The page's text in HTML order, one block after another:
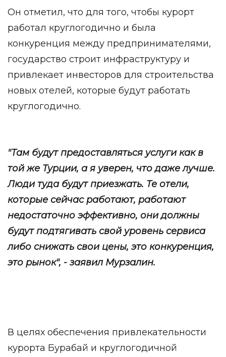
Он отметил, что для того, чтобы курорт
работал круглогодично и была
конкуренция между предпринимателями,
государство строит инфраструктуру и
привлекает инвесторов для строительства
новых отелей, которые будут работать
круглогодично.
"Там будут предоставляться услуги как в
той же Турции, а я уверен, что даже лучше.
Люди туда будут приезжать. Те отели,
которые сейчас работают, работают
недостаточно эффективно, они должны
будут подтягивать свой уровень сервиса
либо снижать свои цены, это конкуренция,
это рынок", - заявил Мурзалин.
В целях обеспечения привлекательности
курорта Бурабай и круглогодичной